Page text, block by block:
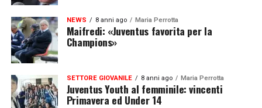
NEWS 8 anni ago Maria Perrotta
Maifredi: «Juventus favorita per la
Champions»
SETTORE GIOVANILE 8 anni ago Maria Perrotta
Juventus Youth al femminile: vincenti
Primavera ed Under 14